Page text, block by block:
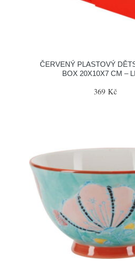
ČERVENÝ PLASTOVÝ
BOX 20X10X7 CM –
369 Kč